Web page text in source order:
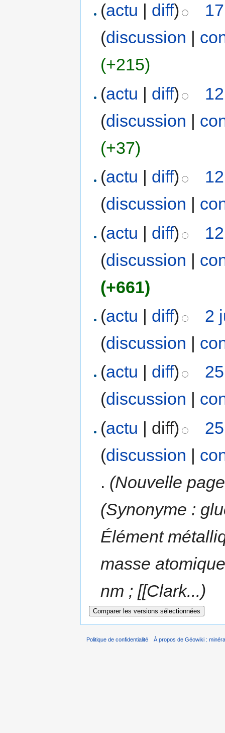
(actu diff)
(discussion
(+215)
(actu | diff)
(discussion |
(+37)
(actu | diff)
(discussion |
(actu | diff)
(discussion |
(+661)
(actu | diff)
2
(discussion |
(actu diff)
(discussion
(actu | diff)
(discussion |
. (Nouvelle
(Synonyme :
Élément
masse
nm ; [[Clark...)
Politique de confidentialité À propos de Géowiki :